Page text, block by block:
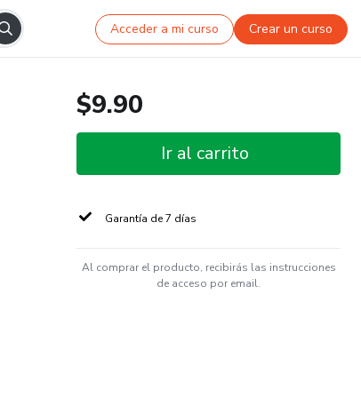
Acceder a mi curso Crear un curso
$9.90
Ir al carrito
Garantía de 7 días
Al comprar el producto, recibirás las instrucciones
de acceso por email.